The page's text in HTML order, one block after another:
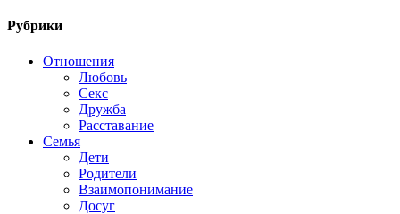
Рубрики
Отношения
Любовь
Секс
Дружба
Расставание
Семья
Дети
Родители
Взаимопонимание
Досуг